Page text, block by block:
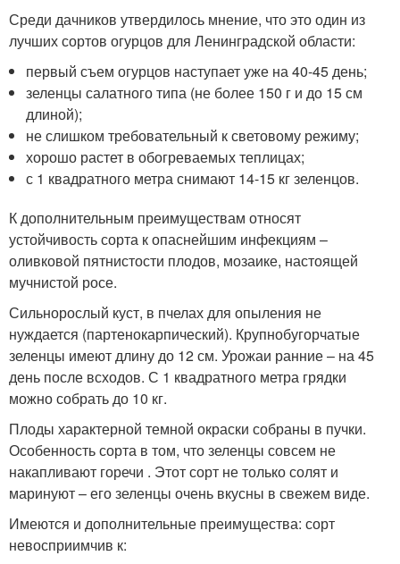
Среди дачников утвердилось мнение, что это один из
лучших сортов огурцов для Ленинградской области:
первый съем огурцов наступает уже на 40-45 день;
зеленцы салатного типа (не более 150 г и до 15 см
длиной);
не слишком требовательный к световому режиму;
хорошо растет в обогреваемых теплицах;
с 1 квадратного метра снимают 14-15 кг зеленцов.
К дополнительным преимуществам относят
устойчивость сорта к опаснейшим инфекциям –
оливковой пятнистости плодов, мозаике, настоящей
мучнистой росе.
Сильнорослый куст, в пчелах для опыления не
нуждается (партенокарпический). Крупнобугорчатые
зеленцы имеют длину до 12 см. Урожаи ранние – на 45
день после всходов. С 1 квадратного метра грядки
можно собрать до 10 кг.
Плоды характерной темной окраски собраны в пучки.
Особенность сорта в том, что зеленцы совсем не
накапливают горечи . Этот сорт не только солят и
маринуют – его зеленцы очень вкусны в свежем виде.
Имеются и дополнительные преимущества: сорт
невосприимчив к: